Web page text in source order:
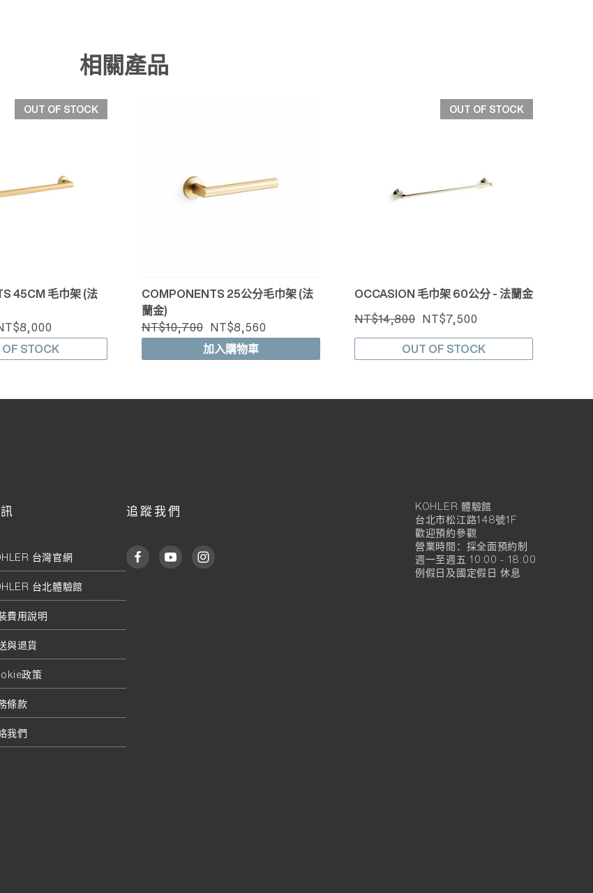
相關產品
OUT OF STOCK
快速檢視
45CM 毛巾架 (法
STOCK
快速檢視
COMPONENTS 25公分毛巾架 (法
蘭金)
NT$10,700 NT$8,560
加入購物車
OUT OF STOCK
快速檢視
OCCASION 毛巾架 60公分 - 法蘭金
NT$14,800 NT$7,500
OUT OF STOCK
台灣官網
台北體驗館
費用說明
與退貨
政策
條款
我們
追蹤我們
KOHLER
官
方
旗
KOHLER 體驗館
台北市松江路148號1F
歡迎預約參觀
營業時間：採全面預約制
週一至週五 10:00 - 18:00
例假日及國定假日 休息